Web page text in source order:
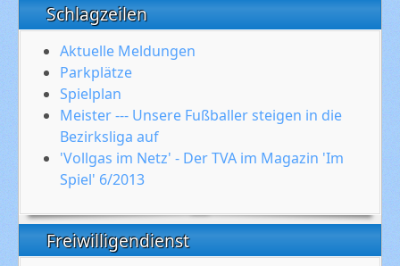
Schlagzeilen
Aktuelle Meldungen
Parkplätze
Spielplan
Meister --- Unsere Fußballer steigen in die
Bezirksliga auf
'Vollgas im Netz' - Der TVA im Magazin 'Im
Spiel' 6/2013
Freiwilligendienst